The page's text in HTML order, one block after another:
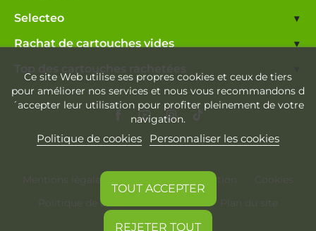
Selecteo ▾
Rachat de cartouches vides ▾
Top des cartouches rachetées
Ce site Web utilise ses propres cookies et ceux de tiers
pour améliorer nos services et nous vous recommandons d
´accepter leur utilisation pour profiter pleinement de votre
navigation.
Politique de cookies Personnaliser les cookies
REJETER TOUT
TOUT ACCEPTER
Mentions légales Conditions d'utilisation
Cookies
Politique de confidentialité
Plan du site